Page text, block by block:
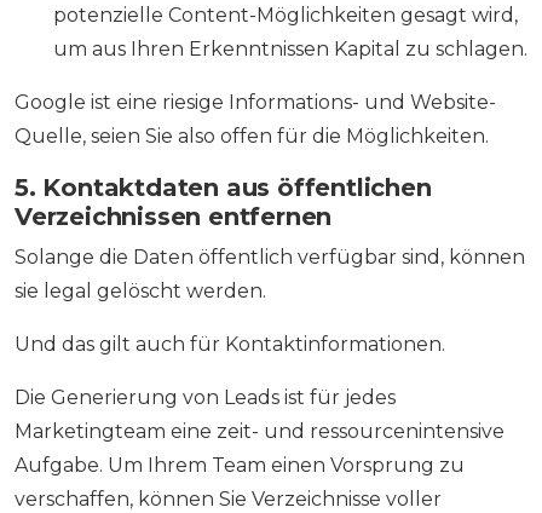
potenzielle Content-Möglichkeiten gesagt wird,
um aus Ihren Erkenntnissen Kapital zu schlagen.
Google ist eine riesige Informations- und Website-
Quelle, seien Sie also offen für die Möglichkeiten.
5. Kontaktdaten aus öffentlichen
Verzeichnissen entfernen
Solange die Daten öffentlich verfügbar sind, können
sie legal gelöscht werden.
Und das gilt auch für Kontaktinformationen.
Die Generierung von Leads ist für jedes
Marketingteam eine zeit- und ressourcenintensive
Aufgabe. Um Ihrem Team einen Vorsprung zu
verschaffen, können Sie Verzeichnisse voller